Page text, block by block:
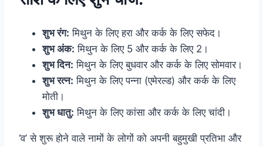
शुभ रंग: मिथुन के लिए हरा और कर्क के लिए सफेद।
शुभ अंक: मिथुन के लिए 5 और कर्क के लिए 2।
शुभ दिन: मिथुन के लिए बुधवार और कर्क के लिए सोमवार।
शुभ रत्न: मिथुन के लिए पन्ना (एमेरल्ड) और कर्क के लिए
मोती।
शुभ धातु: मिथुन के लिए कांसा और कर्क के लिए चांदी।
‘व’ से शुरू होने वाले नामों के लोगों को अपनी बहुमुखी प्रतिभा और